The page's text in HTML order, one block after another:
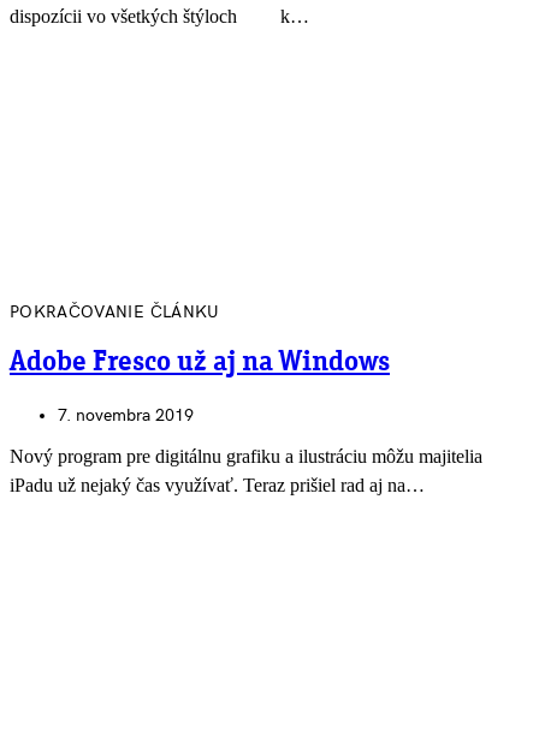
dispozícii vo všetkých štýloch k…
POKRAČOVANIE ČLÁNKU
Adobe Fresco už aj na Windows
7. novembra 2019
Nový program pre digitálnu grafiku a ilustráciu môžu majitelia
iPadu už nejaký čas využívať. Teraz prišiel rad aj na…